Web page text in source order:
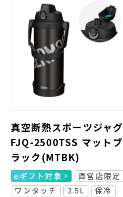
真空断熱スポーツジャグ
FJQ-2500TSS マットブ
ラック(MTBK)
eギフト対象
直営店限定
ワンタッチ
2.5L
保冷